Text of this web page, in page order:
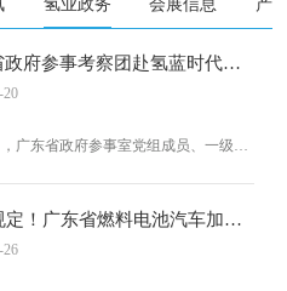
氢业政务 会展信息 产
政府参事考察团赴氢蓝时代调
20
广东省政府参事室党组成员、一级巡
时代创始人、董事长金晓辉，一汽解
事业部常务副总经理裴国权，氢蓝时
心团队及合作伙伴，全程参与了调研
定！广东省燃料电池汽车加氢
暂行办法（征求意见稿）发布
26